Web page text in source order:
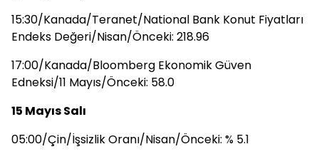
15:30/Kanada/Teranet/National Bank Konut Fiyatları
Endeks Değeri/Nisan/Önceki: 218.96
17:00/Kanada/Bloomberg Ekonomik Güven
Edneksi/11 Mayıs/Önceki: 58.0
15 Mayıs Salı
05:00/Çin/İşsizlik Oranı/Nisan/Önceki: % 5.1